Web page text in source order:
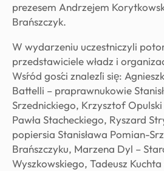
prezesem Andrzejem
Brańszczyk.
W wydarzeniu uczestniczyli
przedstawiciele władz i
Wśród gości znaleźli się:
Battelli – praprawnukowie
Srzednickiego, Krzysztof Opulski
Pawła Stacheckiego, Ryszard
popiersia Stanisława Pomian-
Brańszczyku, Marzena Dyl –
Wyszkowskiego, Tadeusz